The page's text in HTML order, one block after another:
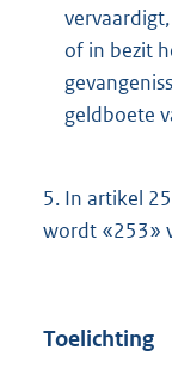
of in bezit
geldboete
5. In artikel
wordt «253»
Toelichting